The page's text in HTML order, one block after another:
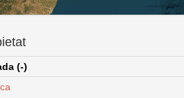
(-)